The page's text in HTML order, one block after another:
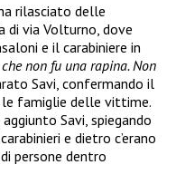
rilasciato delle
di via Volturno, dove
e il carabiniere in
che non fu una rapina. Non
Savi, confermando il
famiglie delle vittime.
aggiunto Savi, spiegando
e dietro c’erano
persone dentro